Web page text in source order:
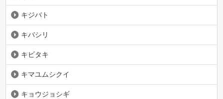
キジバト
キバシリ
キビタキ
キマユムシクイ
キョウジョシギ